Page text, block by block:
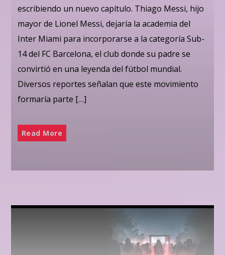
escribiendo un nuevo capítulo. Thiago Messi, hijo
mayor de Lionel Messi, dejaría la academia del
Inter Miami para incorporarse a la categoría Sub-
14 del FC Barcelona, el club donde su padre se
convirtió en una leyenda del fútbol mundial.
Diversos reportes señalan que este movimiento
formaría parte […]
Read More